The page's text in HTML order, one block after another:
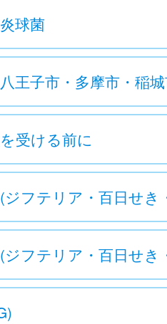
球菌
王子市・多摩市・稲
受ける前に
ジフテリア・百日せき
ジフテリア・百日せ